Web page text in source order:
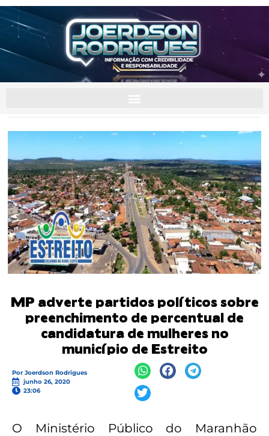
MP adverte partidos políticos sobre
preenchimento de percentual de
candidatura de mulheres no
município de Estreito
Por Joerdson Rodrigues
junho 26, 2020
23:06
O Ministério Público do Maranhão